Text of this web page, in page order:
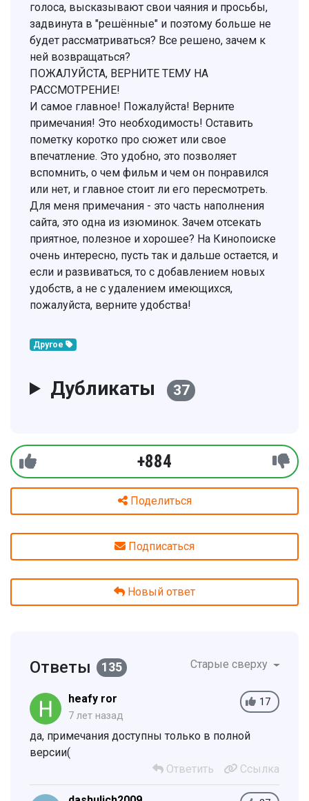
голоса, высказывают свои чаяния и просьбы,
задвинута в "решённые" и поэтому больше не
будет рассматриваться? Все решено, зачем к
ней возвращаться?
ПОЖАЛУЙСТА, ВЕРНИТЕ ТЕМУ НА
РАССМОТРЕНИЕ!
И самое главное! Пожалуйста! Верните
примечания! Это необходимость! Оставить
пометку коротко про сюжет или свое
впечатление. Это удобно, это позволяет
вспомнить, о чем фильм и чем он понравился
или нет, и главное стоит ли его пересмотреть.
Для меня примечания - это часть наполнения
сайта, это одна из изюминок. Зачем отсекать
приятное, полезное и хорошее? На Кинопоиске
очень интересно, пусть так и дальше остается, и
если и развиваться, то с добавлением новых
удобств, а не с удалением имеющихся,
пожалуйста, верните удобства!
Другое
Дубликаты 37
+884
Поделиться
Подписаться
Новый ответ
Ответы 135 Старые сверху
17
heafy ror
7 лет назад
да, примечания доступны только в полной
версии(
Ответить
Ссылка